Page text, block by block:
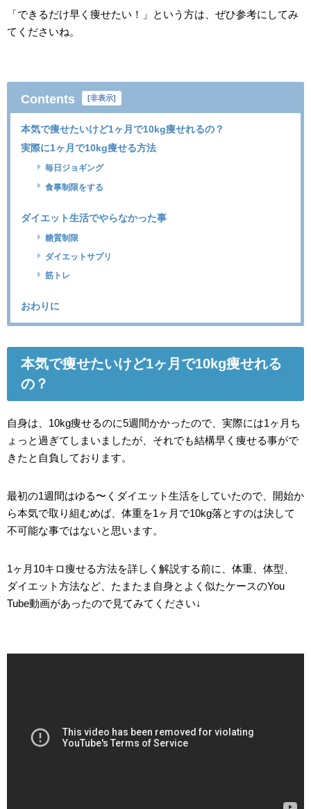
「できるだけ早く痩せたい！」という方は、ぜひ参考にしてみ
てくださいね。
Contents [非表示]
本気で痩せたいけど1ヶ月で10kg痩せれるの？
実際に1ヶ月で10kg痩せる方法
毎日ジョギング
食事制限をする
ダイエット生活でやらなかった事
糖質制限
ダイエットサプリ
筋トレ
おわりに
本気で痩せたいけど1ヶ月で10kg痩せれる
の？
自身は、10kg痩せるのに5週間かかったので、実際には1ヶ月ち
ょっと過ぎてしまいましたが、それでも結構早く痩せる事がで
きたと自負しております。
最初の1週間はゆる〜くダイエット生活をしていたので、開始か
ら本気で取り組むめば、体重を1ヶ月で10kg落とすのは決して
不可能な事ではないと思います。
1ヶ月10キロ痩せる方法を詳しく解説する前に、体重、体型、
ダイエット方法など、たまたま自身とよく似たケースのYou
Tube動画があったので見てみてください↓